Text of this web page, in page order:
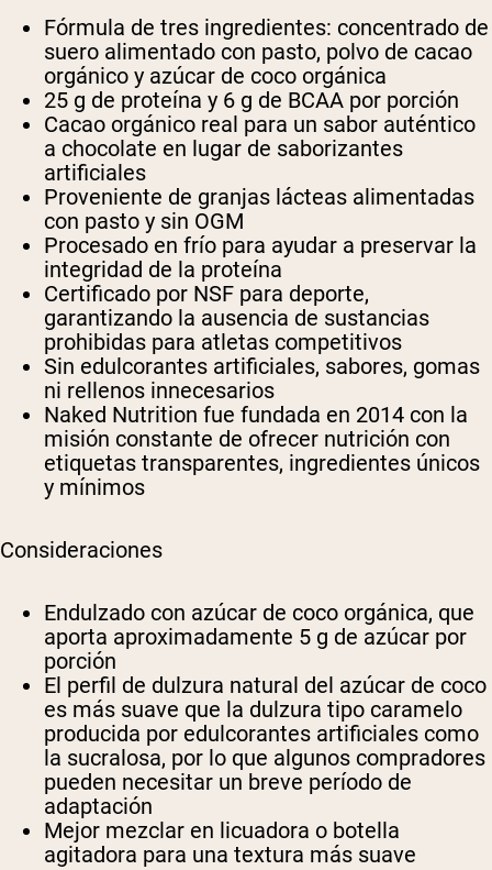
Fórmula de tres ingredientes: concentrado de
suero alimentado con pasto, polvo de cacao
orgánico y azúcar de coco orgánica
25 g de proteína y 6 g de BCAA por porción
Cacao orgánico real para un sabor auténtico
a chocolate en lugar de saborizantes
artificiales
Proveniente de granjas lácteas alimentadas
con pasto y sin OGM
Procesado en frío para ayudar a preservar la
integridad de la proteína
Certificado por NSF para deporte,
garantizando la ausencia de sustancias
prohibidas para atletas competitivos
Sin edulcorantes artificiales, sabores, gomas
ni rellenos innecesarios
Naked Nutrition fue fundada en 2014 con la
misión constante de ofrecer nutrición con
etiquetas transparentes, ingredientes únicos
y mínimos
Consideraciones
Endulzado con azúcar de coco orgánica, que
aporta aproximadamente 5 g de azúcar por
porción
El perfil de dulzura natural del azúcar de coco
es más suave que la dulzura tipo caramelo
producida por edulcorantes artificiales como
la sucralosa, por lo que algunos compradores
pueden necesitar un breve período de
adaptación
Mejor mezclar en licuadora o botella
agitadora para una textura más suave